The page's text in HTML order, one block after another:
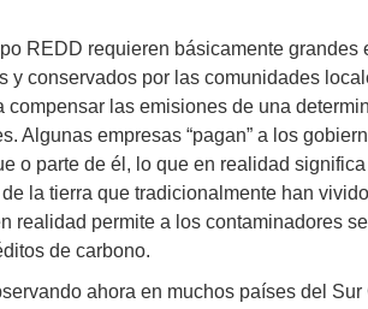
REDD requieren básicamente
y conservados por las comunidades
compensar las emisiones de una
Algunas empresas “pagan” a los
o parte de él, lo que en realidad
la tierra que tradicionalmente han
realidad permite a los contaminadores
de carbono.
ahora en muchos países del